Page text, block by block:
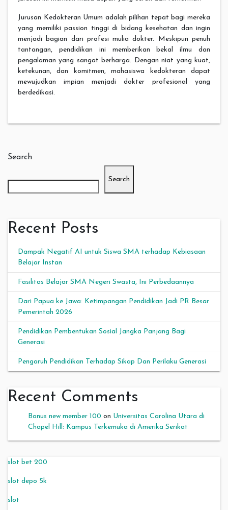
Jurusan Kedokteran Umum adalah pilihan tepat bagi mereka
yang memiliki passion tinggi di bidang kesehatan dan ingin
menjadi bagian dari profesi mulia dokter. Meskipun penuh
tantangan, pendidikan ini memberikan bekal ilmu dan
pengalaman yang sangat berharga. Dengan niat yang kuat,
ketekunan, dan komitmen, mahasiswa kedokteran dapat
mewujudkan impian menjadi dokter profesional yang
berdedikasi.
Search
Search
Recent Posts
Dampak Negatif AI untuk Siswa SMA terhadap Kebiasaan
Belajar Instan
Fasilitas Belajar SMA Negeri Swasta, Ini Perbedaannya
Dari Papua ke Jawa: Ketimpangan Pendidikan Jadi PR Besar
Pemerintah 2026
Pendidikan Pembentukan Sosial Jangka Panjang Bagi
Generasi
Pengaruh Pendidikan Terhadap Sikap Dan Perilaku Generasi
Recent Comments
Bonus new member 100 on Universitas Carolina Utara di
Chapel Hill: Kampus Terkemuka di Amerika Serikat
slot bet 200
slot depo 5k
slot